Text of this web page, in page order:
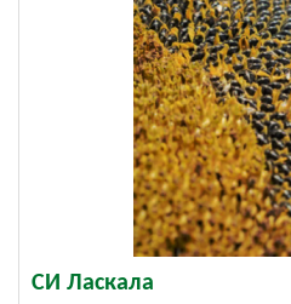
СИ Ласкала